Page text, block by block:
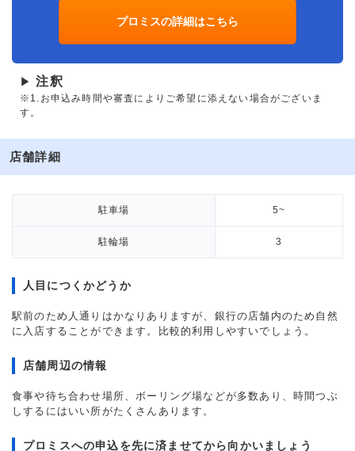
プロミスの詳細はこちら
▶ 注釈
※1.お申込み時間や審査によりご希望に添えない場合がございま
す。
店舗詳細
駐車場 5~
駐輪場 3
人目につくかどうか
駅前のため人通りはかなりありますが、銀行の店舗内のため自然
に入店することができます。比較的利用しやすいでしょう。
店舗周辺の情報
食事や待ち合わせ場所、ボーリング場などが多数あり、時間つぶ
しするにはいい所がたくさんあります。
プロミスへの申込を先に済ませてから向かいましょう